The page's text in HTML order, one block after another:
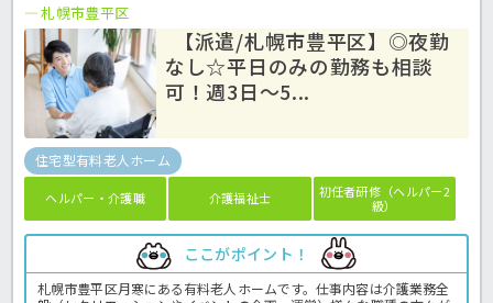
札幌市豊平区
【派遣/札幌市豊平区】◎夜勤
なし☆平日のみの勤務も相談
可！週3日～5...
住宅型有料老人ホーム
ヘルパー・介護職 介護福祉士
初任者研修（ヘルパー2
級）
ここがポイント！
札幌市豊平区月寒にある有料老人ホームです。仕事内容は介護業務全